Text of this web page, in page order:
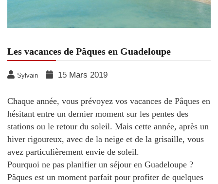
Les vacances de Pâques en Guadeloupe
Sylvain 15 Mars 2019
Chaque année, vous prévoyez vos vacances de Pâques en
hésitant entre un dernier moment sur les pentes des
stations ou le retour du soleil. Mais cette année, après un
hiver rigoureux, avec de la neige et de la grisaille, vous
avez particulièrement envie de soleil.
Pourquoi ne pas planifier un séjour en Guadeloupe ?
Pâques est un moment parfait pour profiter de quelques